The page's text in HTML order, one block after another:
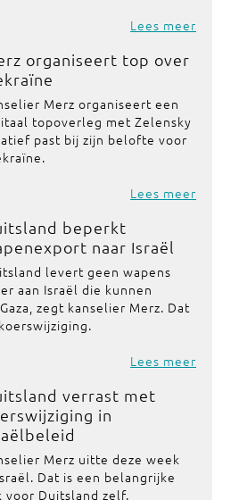
Lees meer
organiseert top over
Merz organiseert een
topoverleg met Zelensky
past bij zijn belofte voor
Lees meer
beperkt
naar Israël
levert geen wapens
aan Israël die kunnen
zegt kanselier Merz. Dat
Lees meer
verrast met
in
Merz uitte deze week
Dat is een belangrijke
voor Duitsland zelf.